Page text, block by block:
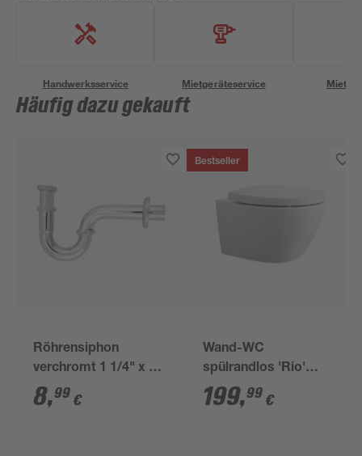
Handwerksservice Mietgeräteservice
Häufig dazu gekauft
Röhrensiphon
verchromt 1 1/4" x 32
mm
8,99 €
Bestseller
Wand-WC
spülrandlos 'Rio'
inklusive WC-Sitz
weiß
199,99 €